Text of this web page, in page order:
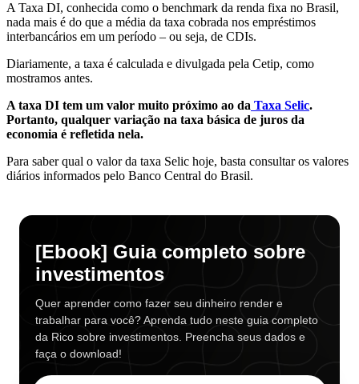
A Taxa DI, conhecida como o benchmark da renda fixa no Brasil,
nada mais é do que a média da taxa cobrada nos empréstimos
interbancários em um período – ou seja, de CDIs.
Diariamente, a taxa é calculada e divulgada pela Cetip, como
mostramos antes.
A taxa DI tem um valor muito próximo ao da Taxa Selic.
Portanto, qualquer variação na taxa básica de juros da
economia é refletida nela.
Para saber qual o valor da taxa Selic hoje, basta consultar os valores
diários informados pelo Banco Central do Brasil.
[Ebook] Guia completo sobre
investimentos
Quer aprender como fazer seu dinheiro render e
trabalhar para você? Aprenda tudo neste guia completo
da Rico sobre investimentos. Preencha seus dados e
faça o download!